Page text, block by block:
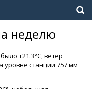
неделю
+21.3°C, ветер
станции 757 мм